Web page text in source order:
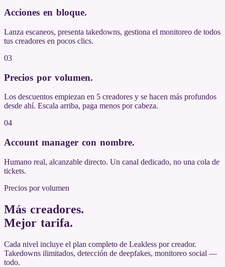
Acciones en bloque.
Lanza escaneos, presenta takedowns, gestiona el monitoreo de todos
tus creadores en pocos clics.
03
Precios por volumen.
Los descuentos empiezan en 5 creadores y se hacen más profundos
desde ahí. Escala arriba, paga menos por cabeza.
04
Account manager con nombre.
Humano real, alcanzable directo. Un canal dedicado, no una cola de
tickets.
Precios por volumen
Más creadores.
Mejor tarifa.
Cada nivel incluye el plan completo de Leakless por creador.
Takedowns ilimitados, detección de deepfakes, monitoreo social —
todo.